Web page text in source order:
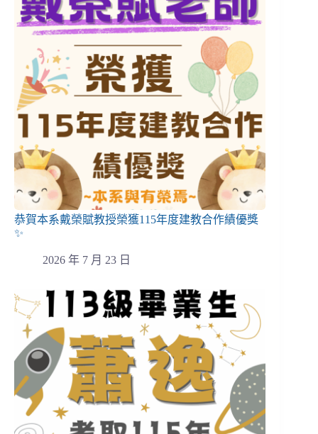
恭賀本系戴榮賦教授榮獲115年度建教合作績優獎
✨
2026 年 7 月 23 日